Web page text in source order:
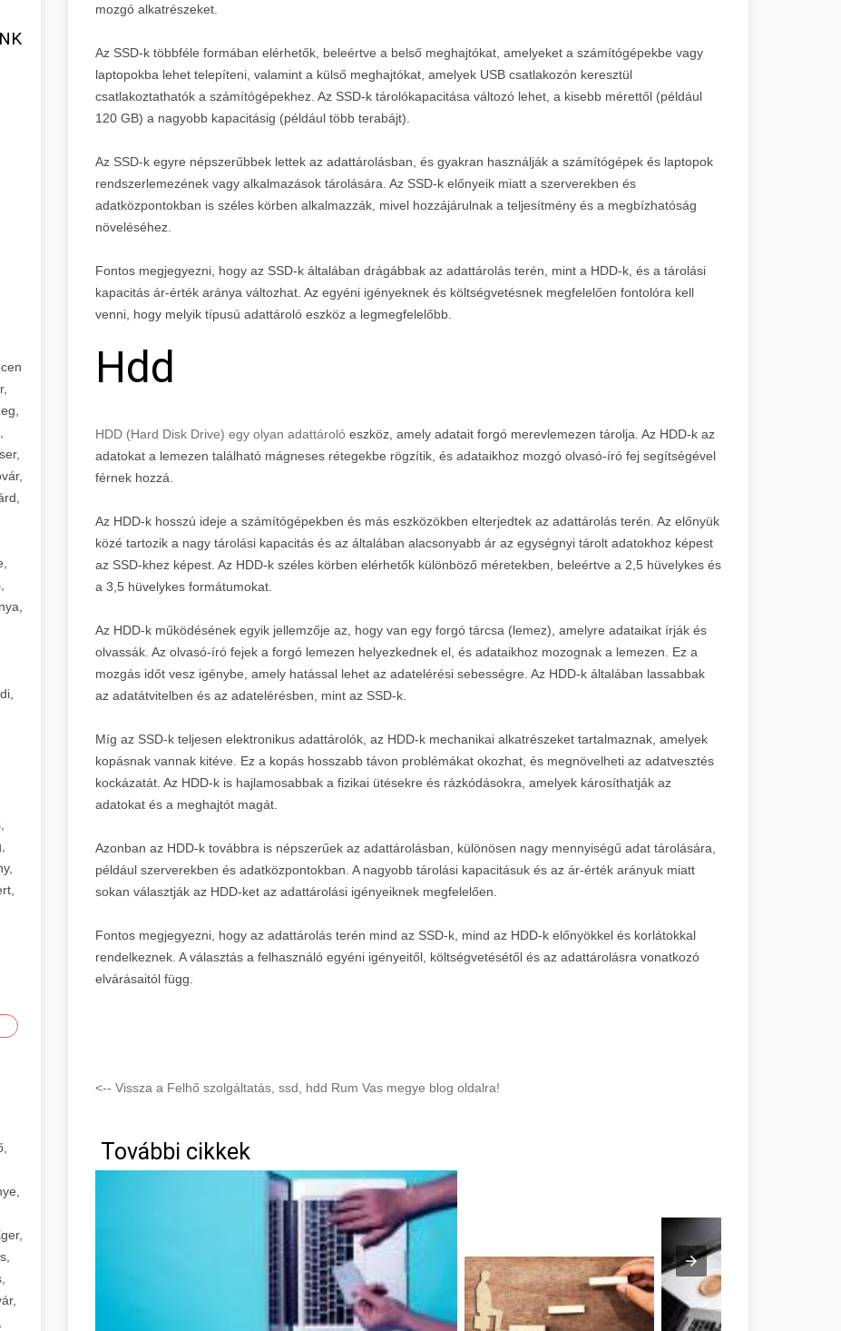
mozgó alkatrészeket.
Az SSD-k többféle formában elérhetők, beleértve a belső meghajtókat, amelyeket a számítógépekbe vagy
laptopokba lehet telepíteni, valamint a külső meghajtókat, amelyek USB csatlakozón keresztül
csatlakoztathatók a számítógépekhez. Az SSD-k tárolókapacitása változó lehet, a kisebb mérettől (például
120 GB) a nagyobb kapacitásig (például több terabájt).
Az SSD-k egyre népszerűbbek lettek az adattárolásban, és gyakran használják a számítógépek és laptopok
rendszerlemezének vagy alkalmazások tárolására. Az SSD-k előnyeik miatt a szerverekben és
adatközpontokban is széles körben alkalmazzák, mivel hozzájárulnak a teljesítmény és a megbízhatóság
növeléséhez.
Fontos megjegyezni, hogy az SSD-k általában drágábbak az adattárolás terén, mint a HDD-k, és a tárolási
kapacitás ár-érték aránya változhat. Az egyéni igényeknek és költségvetésnek megfelelően fontolóra kell
venni, hogy melyik típusú adattároló eszköz a legmegfelelőbb.
Hdd
HDD (Hard Disk Drive) egy olyan adattároló eszköz, amely adatait forgó merevlemezen tárolja. Az HDD-k az
adatokat a lemezen található mágneses rétegekbe rögzítik, és adataikhoz mozgó olvasó-író fej segítségével
férnek hozzá.
Az HDD-k hosszú ideje a számítógépekben és más eszközökben elterjedtek az adattárolás terén. Az előnyük
közé tartozik a nagy tárolási kapacitás és az általában alacsonyabb ár az egységnyi tárolt adatokhoz képest
az SSD-khez képest. Az HDD-k széles körben elérhetők különböző méretekben, beleértve a 2,5 hüvelykes és
a 3,5 hüvelykes formátumokat.
Az HDD-k működésének egyik jellemzője az, hogy van egy forgó tárcsa (lemez), amelyre adataikat írják és
olvassák. Az olvasó-író fejek a forgó lemezen helyezkednek el, és adataikhoz mozognak a lemezen. Ez a
mozgás időt vesz igénybe, amely hatással lehet az adatelérési sebességre. Az HDD-k általában lassabbak
az adatátvitelben és az adatelérésben, mint az SSD-k.
Míg az SSD-k teljesen elektronikus adattárolók, az HDD-k mechanikai alkatrészeket tartalmaznak, amelyek
kopásnak vannak kitéve. Ez a kopás hosszabb távon problémákat okozhat, és megnövelheti az adatvesztés
kockázatát. Az HDD-k is hajlamosabbak a fizikai ütésekre és rázkódásokra, amelyek károsíthatják az
adatokat és a meghajtót magát.
Azonban az HDD-k továbbra is népszerűek az adattárolásban, különösen nagy mennyiségű adat tárolására,
például szerverekben és adatközpontokban. A nagyobb tárolási kapacitásuk és az ár-érték arányuk miatt
sokan választják az HDD-ket az adattárolási igényeiknek megfelelően.
Fontos megjegyezni, hogy az adattárolás terén mind az SSD-k, mind az HDD-k előnyökkel és korlátokkal
rendelkeznek. A választás a felhasználó egyéni igényeitől, költségvetésétől és az adattárolásra vonatkozó
elvárásaitól függ.
<-- Vissza a Felhő szolgáltatás, ssd, hdd Rum Vas megye blog oldalra!
További cikkek